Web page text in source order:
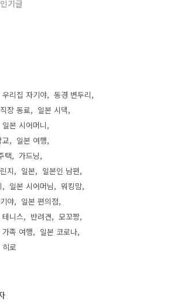
인기글
우리집 자기야
동경 변두리
직장 동료
일본 시댁
일본 시어머니
교
일본 여행
택
가드닝
지
일본
일본인 남편
일본 시어머님
워킹맘
야
일본 편의점
테니스 반려견
모꼬짱
가족 여행
일본 코로나
히로